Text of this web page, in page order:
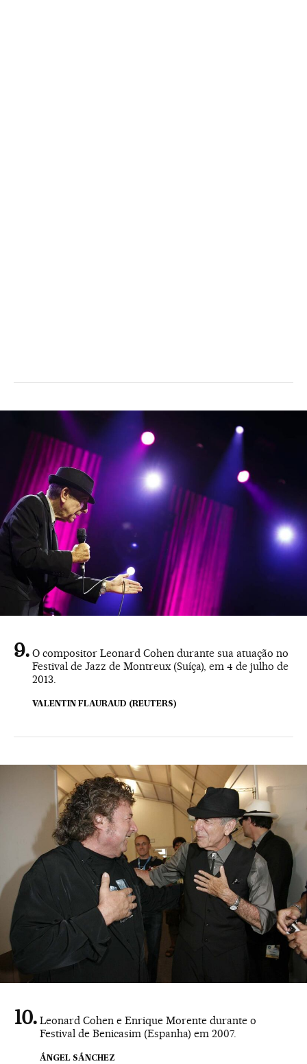
O compositor Leonard Cohen durante sua atuação no
Festival de Jazz de Montreux (Suíça), em 4 de julho de
2013.
VALENTIN FLAURAUD (REUTERS)
Leonard Cohen e Enrique Morente durante o
Festival de Benicasim (Espanha) em 2007.
ÁNGEL SÁNCHEZ